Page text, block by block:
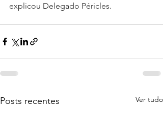
explicou Delegado Péricles.
Posts recentes Ver tudo